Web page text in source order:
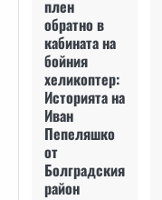
плен
обратно в
кабината на
бойния
хеликоптер:
Историята на
Иван
Пепеляшко
от
Болградския
район